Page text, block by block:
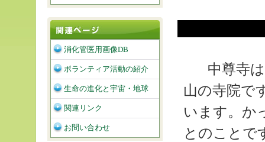
中尊寺は
山の寺院で
います。か
とのことで
消化管医用画像DB
ボランティア活動の紹介
生命の進化と宇宙・地球
関連リンク
お問い合わせ